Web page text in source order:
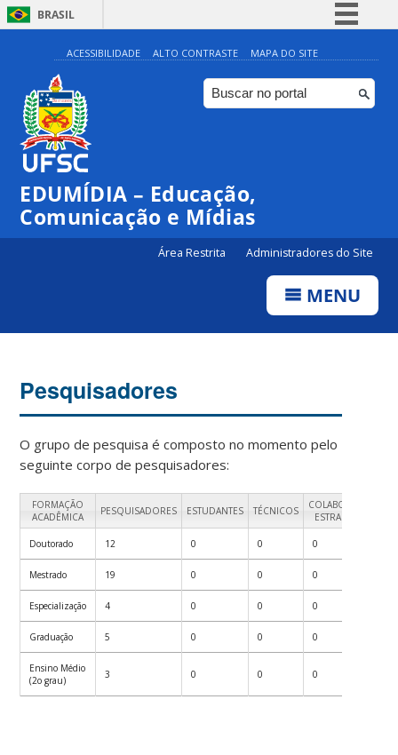
BRASIL
Simplifique!
Comunica BR
Participe
ACESSIBILIDADE ALTO CONTRASTE MAPA DO SITE
EDUMÍDIA – Educação,
Comunicação e Mídias
Área Restrita Administradores do Site
MENU
Pesquisadores
O grupo de pesquisa é composto no momento pelo
seguinte corpo de pesquisadores:
FORMAÇÃO
ACADÊMICA
PESQUISADORES ESTUDANTES TÉCNICOS
COLABORADORES
ESTRANGEIROS
Doutorado 12 0 0 0
Mestrado 19 0 0 0
Especialização 4 0 0 0
Graduação 5 0 0 0
Ensino Médio
(2o grau)
3 0 0 0